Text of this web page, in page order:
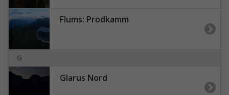
Flums: Prodkamm
G
Glarus Nord